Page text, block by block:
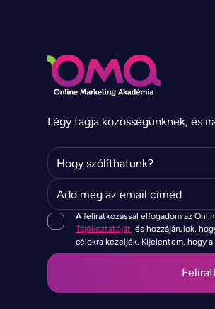
Légy tagja közösségünknek, és
A feliratkozással elfogadom az
Tájékoztatóját, és hozzájárulok,
célokra kezeljék. Kijelentem, hogy